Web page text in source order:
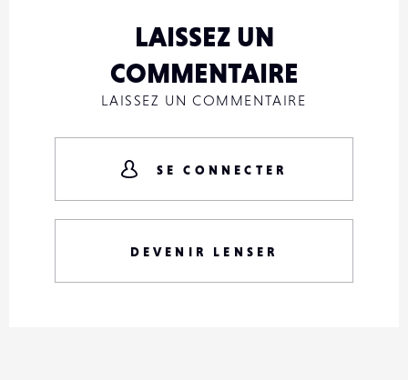
LAISSEZ UN
COMMENTAIRE
LAISSEZ UN COMMENTAIRE
SE CONNECTER
DEVENIR LENSER